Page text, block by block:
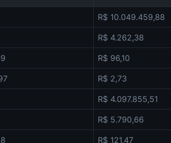
R$ 10.049.459,88
R$ 4.262,38
R$ 96,10
R$ 2,73
R$ 4.097.855,51
R$ 5.790,66
R$ 121,47